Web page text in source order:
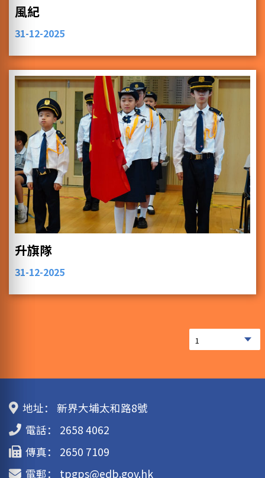
風紀
31-12-2025
升旗隊
31-12-2025
地址：
新界大埔太和路8號
電話：
2658 4062
傳真：
2650 7109
電郵：
tpgps@edb.gov.hk